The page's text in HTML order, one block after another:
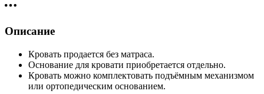
Описание
Кровать продается без матраса.
Основание для кровати приобретается отдельно.
Кровать можно комплектовать подъёмным механизмом
или ортопедическим основанием.